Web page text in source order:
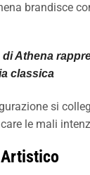
brandisce
di Athena
classica
si
le mali